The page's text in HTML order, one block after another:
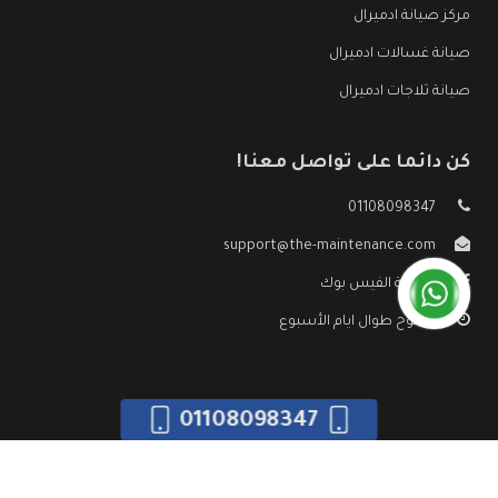
مركز صيانة ادميرال
صيانة غسالات ادميرال
صيانة ثلاجات ادميرال
كن دائما على تواصل معنا!
01108098347
support@the-maintenance.com
صفحة الفيس بوك
مفتوح طوال ايام الأسبوع
01108098347